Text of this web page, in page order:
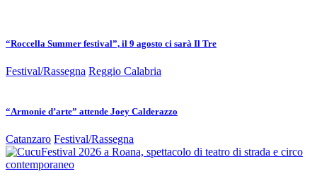
“Roccella Summer festival”, il 9 agosto ci sarà Il Tre
Festival/Rassegna Reggio Calabria
“Armonie d’arte” attende Joey Calderazzo
Catanzaro Festival/Rassegna